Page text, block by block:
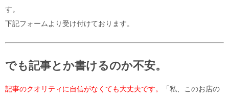
す。
下記フォームより受け付けております。
でも記事とか書けるのか不安。
記事のクオリティに自信がなくても大丈夫です。
「私、このお店の